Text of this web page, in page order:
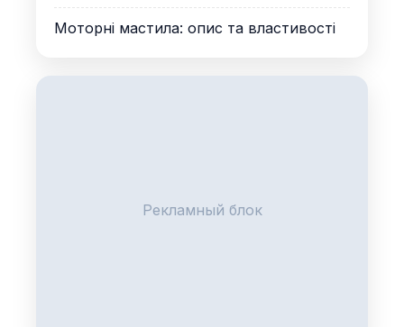
Моторні мастила: опис та властивості
Рекламный блок